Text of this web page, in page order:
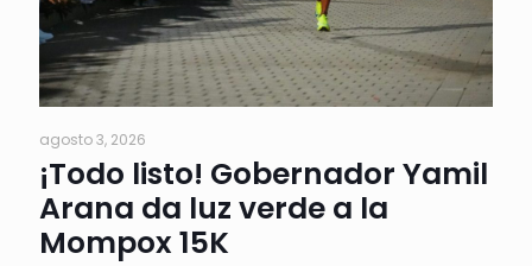
agosto 3, 2026
¡Todo listo! Gobernador Yamil
Arana da luz verde a la
Mompox 15K